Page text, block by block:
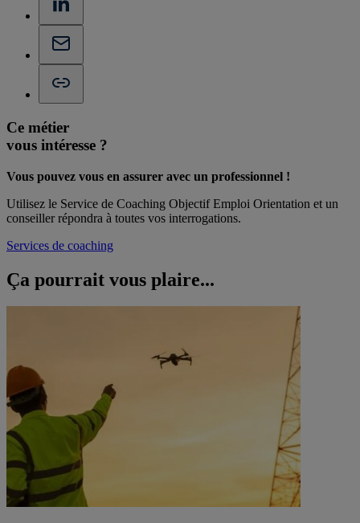
Ce métier
vous intéresse ?
Vous pouvez vous en assurer avec un professionnel !
Utilisez le Service de Coaching Objectif Emploi Orientation et un
conseiller répondra à toutes vos interrogations.
Services de coaching
Ça pourrait vous plaire...